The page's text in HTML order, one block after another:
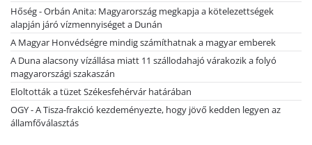
Hőség - Orbán Anita: Magyarország megkapja a kötelezettségek
alapján járó vízmennyiséget a Dunán
A Magyar Honvédségre mindig számíthatnak a magyar emberek
A Duna alacsony vízállása miatt 11 szállodahajó várakozik a folyó
magyarországi szakaszán
Eloltották a tüzet Székesfehérvár határában
OGY - A Tisza-frakció kezdeményezte, hogy jövő kedden legyen az
államfőválasztás